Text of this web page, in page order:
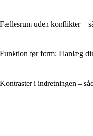
Fællesrum uden konflikter –
Funktion før form: Planlæg
Kontraster i indretningen –